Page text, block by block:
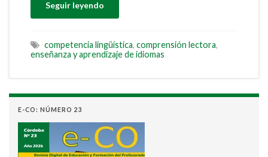
Seguir leyendo
competencia lingüística, comprensión lectora,
enseñanza y aprendizaje de idiomas
E-CO: NÚMERO 23